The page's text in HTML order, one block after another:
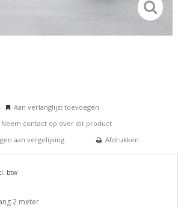
Aan verlanglijst toevoegen
Neem contact op over dit product
aan vergelijking
Afdrukken
btw
2 meter